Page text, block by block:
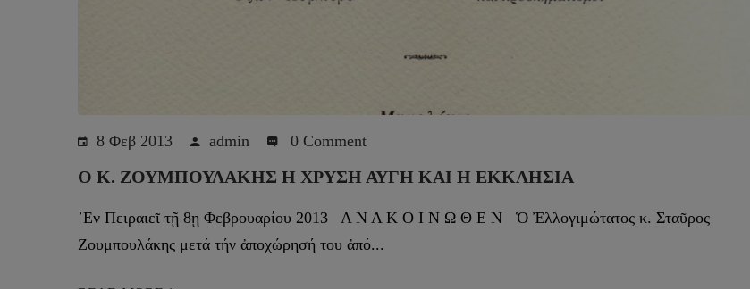
8 Φεβ 2013 admin 0 Comment
Ο Κ. ΖΟΥΜΠΟΥΛΆΚΗΣ Η ΧΡΥΣΉ ΑΥΓΉ ΚΑΙ Η ΕΚΚΛΗΣΊΑ
᾿Εν Πειραιεῖ τῇ 8ῃ Φεβρουαρίου 2013 Α Ν Α Κ Ο Ι Ν Ω Θ Ε Ν Ὁ Ἐλλογιμώτατος κ. Σταῦρος
Ζουμπουλάκης μετά τήν ἀποχώρησή του ἀπό...